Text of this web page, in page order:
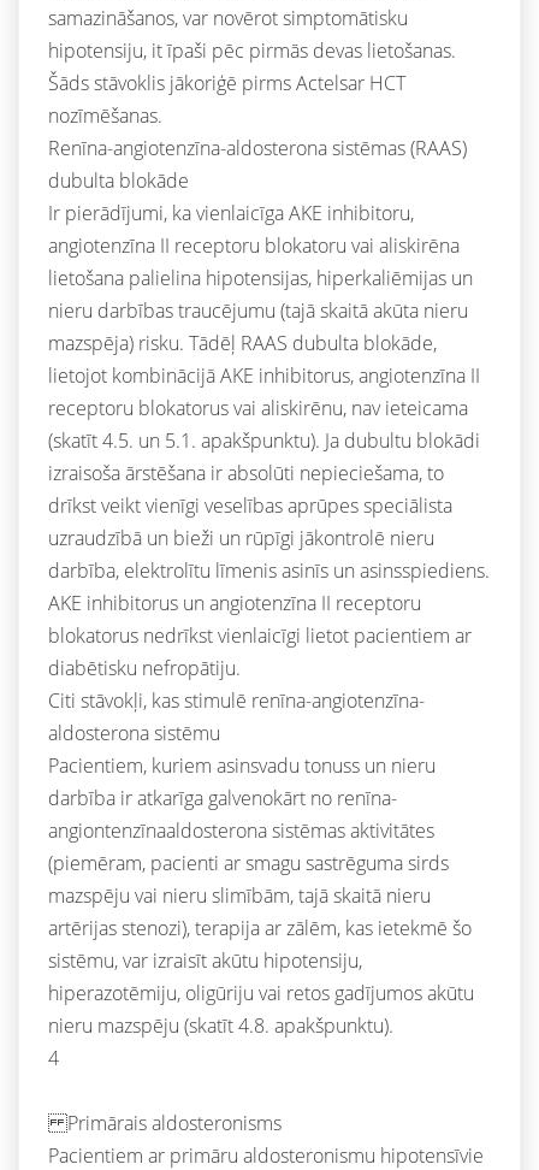
samazināšanos, var novērot simptomātisku
hipotensiju, it īpaši pēc pirmās devas lietošanas.
Šāds stāvoklis jākoriģē pirms Actelsar HCT
nozīmēšanas.
Renīna-angiotenzīna-aldosterona sistēmas (RAAS)
dubulta blokāde
Ir pierādījumi, ka vienlaicīga AKE inhibitoru,
angiotenzīna II receptoru blokatoru vai aliskirēna
lietošana palielina hipotensijas, hiperkaliēmijas un
nieru darbības traucējumu (tajā skaitā akūta nieru
mazspēja) risku. Tādēļ RAAS dubulta blokāde,
lietojot kombinācijā AKE inhibitorus, angiotenzīna II
receptoru blokatorus vai aliskirēnu, nav ieteicama
(skatīt 4.5. un 5.1. apakšpunktu). Ja dubultu blokādi
izraisoša ārstēšana ir absolūti nepieciešama, to
drīkst veikt vienīgi veselības aprūpes speciālista
uzraudzībā un bieži un rūpīgi jākontrolē nieru
darbība, elektrolītu līmenis asinīs un asinsspiediens.
AKE inhibitorus un angiotenzīna II receptoru
blokatorus nedrīkst vienlaicīgi lietot pacientiem ar
diabētisku nefropātiju.
Citi stāvokļi, kas stimulē renīna-angiotenzīna-
aldosterona sistēmu
Pacientiem, kuriem asinsvadu tonuss un nieru
darbība ir atkarīga galvenokārt no renīna-
angiontenzīnaaldosterona sistēmas aktivitātes
(piemēram, pacienti ar smagu sastrēguma sirds
mazspēju vai nieru slimībām, tajā skaitā nieru
artērijas stenozi), terapija ar zālēm, kas ietekmē šo
sistēmu, var izraisīt akūtu hipotensiju,
hiperazotēmiju, oligūriju vai retos gadījumos akūtu
nieru mazspēju (skatīt 4.8. apakšpunktu).
4
Primārais aldosteronisms
Pacientiem ar primāru aldosteronismu hipotensīvie